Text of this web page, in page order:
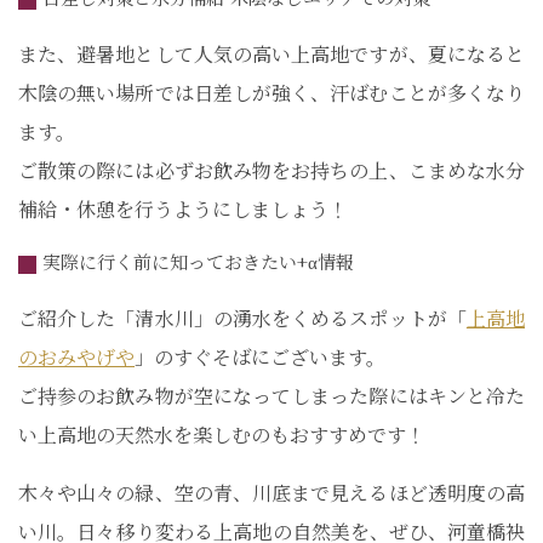
また、避暑地として人気の高い上高地ですが、夏になると
木陰の無い場所では日差しが強く、汗ばむことが多くなり
ます。
ご散策の際には必ずお飲み物をお持ちの上、こまめな水分
補給・休憩を行うようにしましょう！
実際に行く前に知っておきたい+α情報
ご紹介した「清水川」の湧水をくめるスポットが「上高地
のおみやげや 」のすぐそばにございます。
ご持参のお飲み物が空になってしまった際にはキンと冷た
い上高地の天然水を楽しむのもおすすめです！
木々や山々の緑、空の青、川底まで見えるほど透明度の高
い川。日々移り変わる上高地の自然美を、ぜひ、河童橋袂